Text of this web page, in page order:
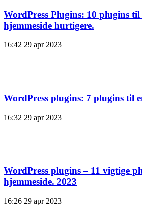
WordPress Plugins: 10 plugins
hjemmeside hurtigere.
16:42 29 apr 2023
WordPress plugins: 7 plugins til
16:32 29 apr 2023
WordPress plugins – 11 vigtige
hjemmeside. 2023
16:26 29 apr 2023